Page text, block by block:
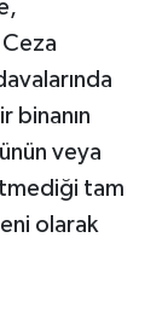
binanın
veya
tam
olarak